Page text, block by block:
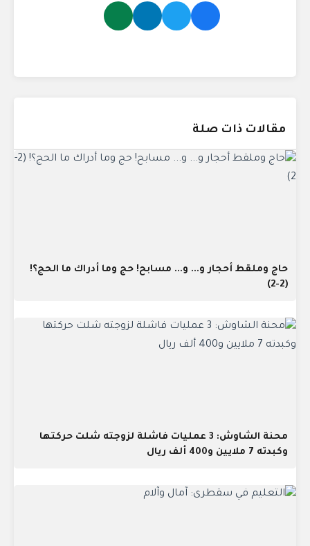
مقالات ذات صلة
حاج وملقط أحجار و... و... مسابح! حج وما أدراك ما الحج؟!
(2-2)
محنة الشاوش: 3 عمليات فاشلة لزوجته شلت حركتها
وكبدته 7 ملايين و400 ألف ريال